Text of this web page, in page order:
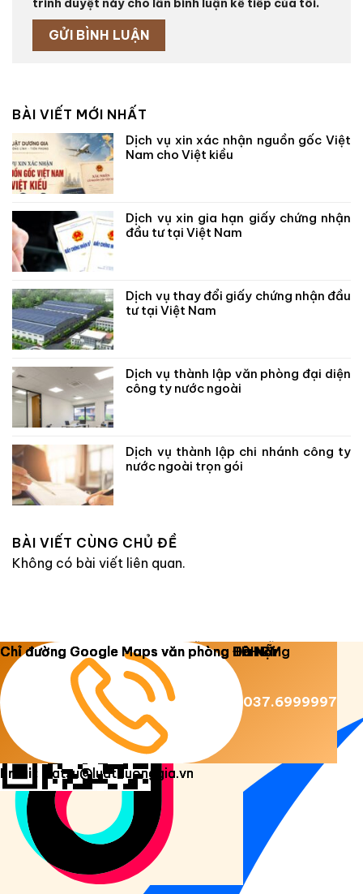
BÀI VIẾT MỚI NHẤT
Dịch vụ xin xác nhận nguồn gốc Việt
Nam cho Việt kiều
Dịch vụ xin gia hạn giấy chứng nhận
đầu tư tại Việt Nam
Dịch vụ thay đổi giấy chứng nhận đầu
tư tại Việt Nam
Dịch vụ thành lập văn phòng đại diện
công ty nước ngoài
Dịch vụ thành lập chi nhánh công ty
nước ngoài trọn gói
BÀI VIẾT CÙNG CHỦ ĐỀ
Không có bài viết liên quan.
Copyright 2026 © Luật Dương Gia